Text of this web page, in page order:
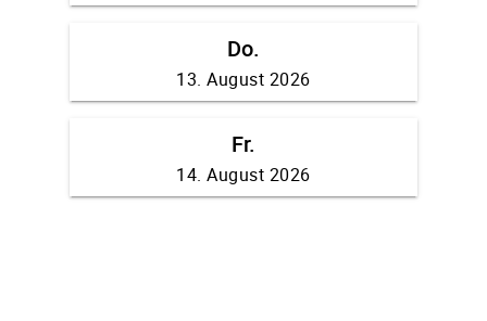
Do.
13. August 2026
Fr.
14. August 2026